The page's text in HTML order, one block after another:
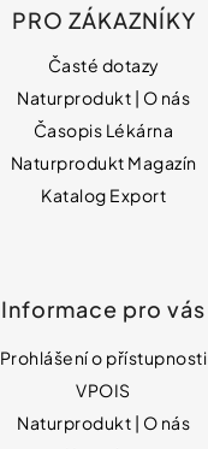
PRO ZÁKAZNÍKY
Časté dotazy
Naturprodukt | O nás
Časopis Lékárna
Naturprodukt Magazín
Katalog Export
Informace pro vás
Prohlášení o přístupnosti
VPOIS
Naturprodukt | O nás